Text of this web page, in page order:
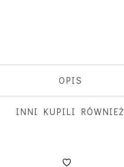
OPIS
INNI KUPILI RÓWNIEŻ